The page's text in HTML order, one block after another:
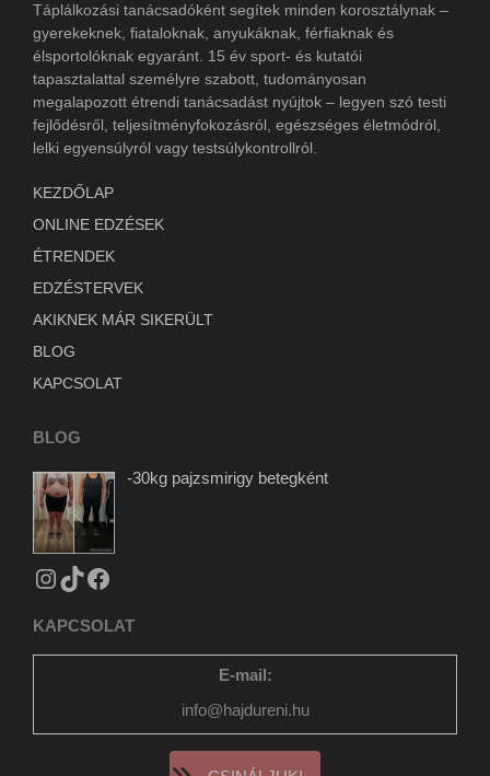
Táplálkozási tanácsadóként segítek minden korosztálynak –
gyerekeknek, fiataloknak, anyukáknak, férfiaknak és
élsportolóknak egyaránt. 15 év sport- és kutatói
tapasztalattal személyre szabott, tudományosan
megalapozott étrendi tanácsadást nyújtok – legyen szó testi
fejlődésről, teljesítményfokozásról, egészséges életmódról,
lelki egyensúlyról vagy testsúlykontrollról.
KEZDŐLAP
ONLINE EDZÉSEK
ÉTRENDEK
EDZÉSTERVEK
AKIKNEK MÁR SIKERÜLT
BLOG
KAPCSOLAT
BLOG
-30kg pajzsmirigy betegként
KAPCSOLAT
E-mail:
info@hajdureni.hu